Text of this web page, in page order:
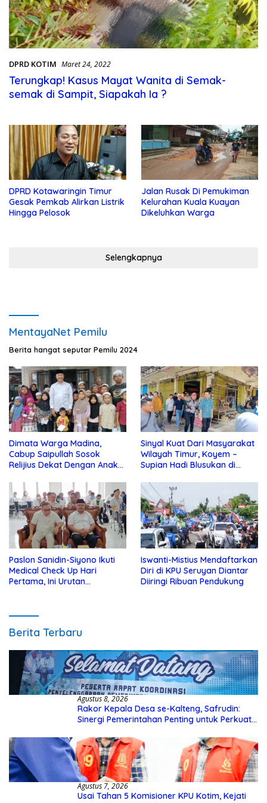
DPRD KOTIM Maret 24, 2022
Terungkap! Kasus Mayat Wanita di Semak-
semak di Sampit, Siapakah Ia ?
DPRD Kotawaringin Timur
Gesak Pemkab Alirkan Listrik
Hingga Pelosok
Jalan Rusak Di Pemukiman
Kelurahan Kuala Kuayan
Dikeluhkan Warga
Selengkapnya
MentayaNet Pemilu
Berita hangat seputar Pemilu 2024
Dimata Warga Madina,
Cabup Saipullah Sosok
Relijius Dekat Dengan Anak
Sinyal Kuat Dari Masyarakat
Wilayah Timur, Koyem –
Supian Hadi Blusukan di
Paslon Sanidin-Siyono Ikuti
Medical Check Up Hari
Pertama, Ini Urutan
Iswanti-Mistius Mendaftarkan
Diri di KPU Seruyan Diantar
Diiringi Ribuan Pendukung
Berita Terbaru
Agustus 8, 2026
Rakor Kepala Desa se-Kalteng, Safrudin:
Sinergi Pemerintahan Penting untuk Perkuat
Agustus 7, 2026
Usai Tahan 5 Komisioner KPU Kotim, Kejati